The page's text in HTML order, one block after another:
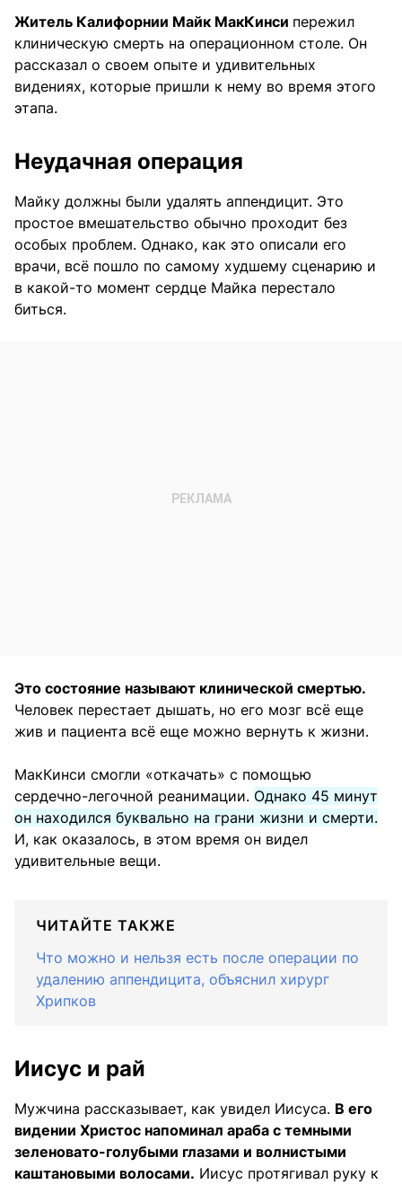
Житель Калифорнии Майк МакКинси пережил
клиническую смерть на операционном столе. Он
рассказал о своем опыте и удивительных
видениях, которые пришли к нему во время этого
этапа.
Неудачная операция
Майку должны были удалять аппендицит. Это
простое вмешательство обычно проходит без
особых проблем. Однако, как это описали его
врачи, всё пошло по самому худшему сценарию и
в какой-то момент сердце Майка перестало
биться.
Это состояние называют клинической смертью.
Человек перестает дышать, но его мозг всё еще
жив и пациента всё еще можно вернуть к жизни.
МакКинси смогли «откачать» с помощью
сердечно-легочной реанимации. Однако 45 минут
он находился буквально на грани жизни и смерти.
И, как оказалось, в этом время он видел
удивительные вещи.
ЧИТАЙТЕ ТАКЖЕ
Что можно и нельзя есть после операции по
удалению аппендицита, объяснил хирург
Хрипков
Иисус и рай
Мужчина рассказывает, как увидел Иисуса. В его
видении Христос напоминал араба с темными
зеленовато-голубыми глазами и волнистыми
каштановыми волосами. Иисус протягивал руку к